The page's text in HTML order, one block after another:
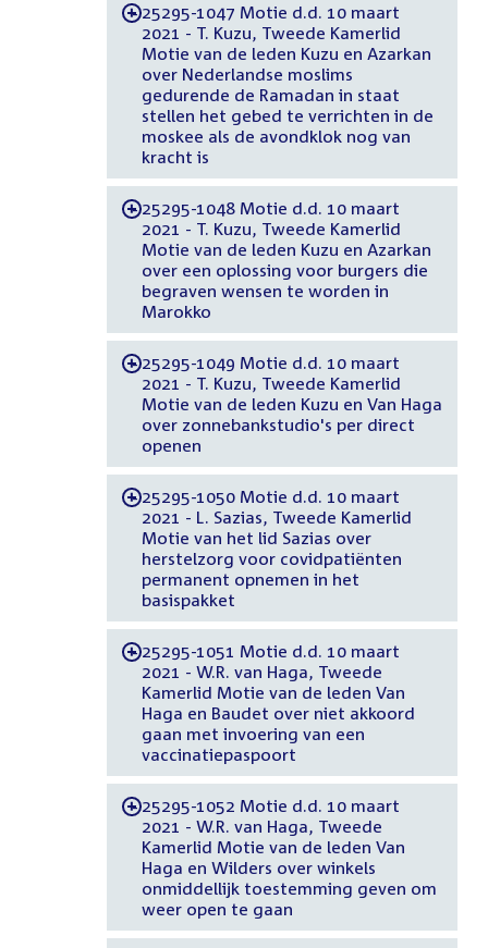
-25295-1047 Motie d.d. 10 maart
2021 - T. Kuzu, Tweede Kamerlid
Motie van de leden Kuzu en Azarkan
over Nederlandse moslims
gedurende de Ramadan in staat
stellen het gebed te verrichten in de
moskee als de avondklok nog van
kracht is
-25295-1048 Motie d.d. 10 maart
2021 - T. Kuzu, Tweede Kamerlid
Motie van de leden Kuzu en Azarkan
over een oplossing voor burgers die
begraven wensen te worden in
Marokko
-25295-1049 Motie d.d. 10 maart
2021 - T. Kuzu, Tweede Kamerlid
Motie van de leden Kuzu en Van Haga
over zonnebankstudio's per direct
openen
-25295-1050 Motie d.d. 10 maart
2021 - L. Sazias, Tweede Kamerlid
Motie van het lid Sazias over
herstelzorg voor covidpatiënten
permanent opnemen in het
basispakket
-25295-1051 Motie d.d. 10 maart
2021 - W.R. van Haga, Tweede
Kamerlid Motie van de leden Van
Haga en Baudet over niet akkoord
gaan met invoering van een
vaccinatiepaspoort
-25295-1052 Motie d.d. 10 maart
2021 - W.R. van Haga, Tweede
Kamerlid Motie van de leden Van
Haga en Wilders over winkels
onmiddellijk toestemming geven om
weer open te gaan